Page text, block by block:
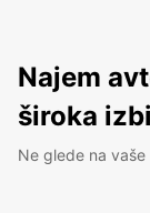
Najem
široka
Ne glede na